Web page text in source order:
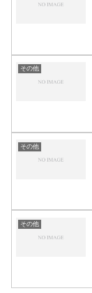
その他
その他
その他